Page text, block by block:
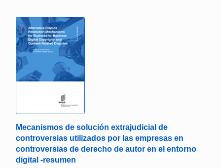
Mecanismos de solución extrajudicial de
controversias utilizados por las empresas en
controversias de derecho de autor en el entorno
digital -resumen